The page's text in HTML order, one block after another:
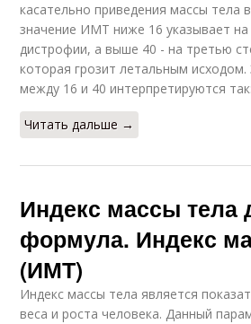
касательно приведения массы тела
значение ИМТ ниже 16 указывает на
дистрофии, а выше 40 - на третью
которая грозит летальным
между 16 и 40 интерпретируются так:
Читать дальше →
Индекс массы тела
формула. Индекс
(ИМТ)
Индекс массы тела является
веса и роста человека. Данный